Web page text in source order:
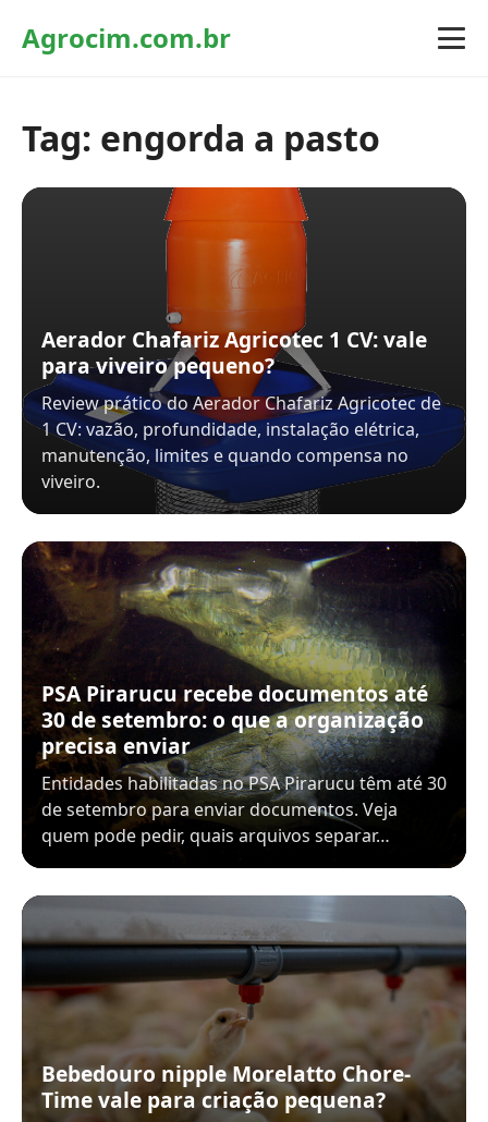
Agrocim.com.br
Tag: engorda a pasto
Aerador Chafariz Agricotec 1 CV: vale
para viveiro pequeno?
Review prático do Aerador Chafariz Agricotec de
1 CV: vazão, profundidade, instalação elétrica,
manutenção, limites e quando compensa no
viveiro.
PSA Pirarucu recebe documentos até
30 de setembro: o que a organização
precisa enviar
Entidades habilitadas no PSA Pirarucu têm até 30
de setembro para enviar documentos. Veja
quem pode pedir, quais arquivos separar…
Bebedouro nipple Morelatto Chore-
Time vale para criação pequena?